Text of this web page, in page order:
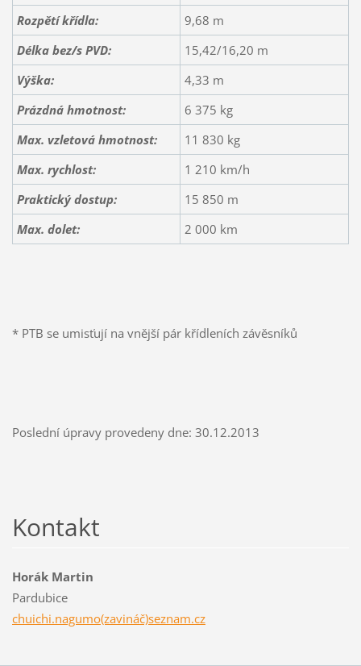
Rozpětí křídla:
9,68 m
Délka bez/s PVD:
15,42/16,20 m
Výška:
4,33 m
Prázdná hmotnost:
6 375 kg
Max. vzletová hmotnost:
11 830 kg
Max. rychlost:
1 210 km/h
Praktický dostup:
15 850 m
Max. dolet:
2 000 km
* PTB se umisťují na vnější pár křídleních závěsníků
Poslední úpravy provedeny dne: 30.12.2013
Kontakt
Horák Martin
Pardubice
chuichi.nagumo(zavináč)seznam.cz